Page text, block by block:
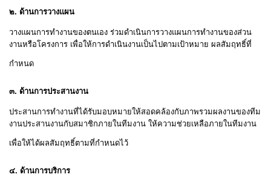
๒. ด้านการวางแผน
วางแผนการทำงานของตนเอง ร่วมดำเนินการวางแผนการทำงานของส่วน
งานหรือโครงการ เพื่อให้การดำเนินงานเป็นไปตามเป้าหมาย ผลสัมฤทธิ์ที่
กำหนด
๓. ด้านการประสานงาน
ประสานการทำงานที่ได้รับมอบหมายให้สอดคล้องกับภาพรวมผลงานของทีม
งานประสานงานกับสมาชิกภายในทีมงาน ให้ความช่วยเหลือภายในทีมงาน
เพื่อให้ได้ผลสัมฤทธิ์ตามที่กำหนดไว้
๔. ด้านการบริการ